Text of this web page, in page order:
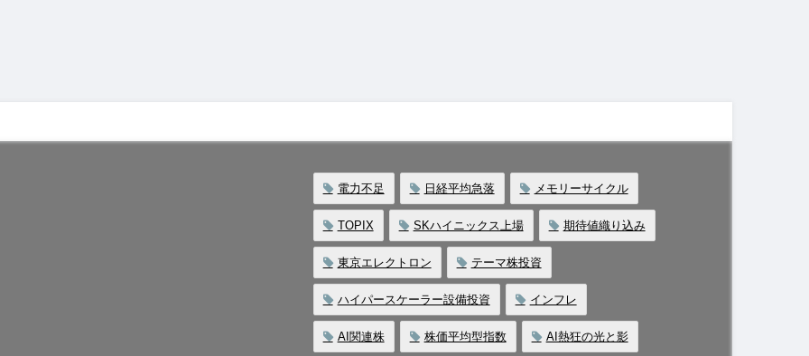
電力不足 日経平均急落 メモリーサイクル
TOPIX SKハイニックス上場 期待値織り込み
東京エレクトロン テーマ株投資
ハイパースケーラー設備投資 インフレ
AI関連株 株価平均型指数 AI熱狂の光と影